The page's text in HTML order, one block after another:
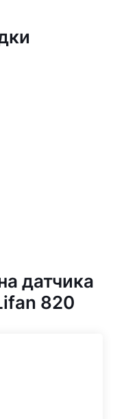
датчика
820